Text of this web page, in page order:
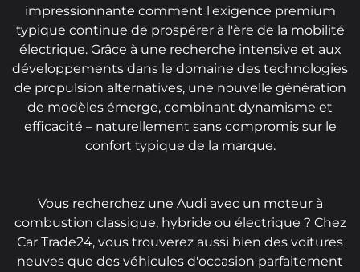
impressionnante comment l'exigence premium
typique continue de prospérer à l'ère de la mobilité
électrique. Grâce à une recherche intensive et aux
développements dans le domaine des technologies
de propulsion alternatives, une nouvelle génération
de modèles émerge, combinant dynamisme et
efficacité – naturellement sans compromis sur le
confort typique de la marque.
Vous recherchez une Audi avec un moteur à
combustion classique, hybride ou électrique ? Chez
Car Trade24, vous trouverez aussi bien des voitures
neuves que des véhicules d'occasion parfaitement